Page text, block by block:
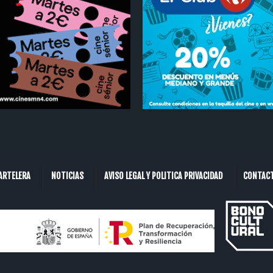
NOTICIAS AVISO LEGAL Y POLITICA PRIVACIDAD